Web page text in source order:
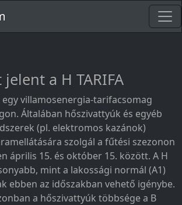
jelent a H TARIFA
villamosenergia-tarifacsomag
Általában hőszivattyúk és egyéb
(pl. elektromos kazánok)
szolgál a fűtési szezonon
április 15. és október 15. között. A H
mint a lakossági normál (A1)
ebben az időszakban vehető igénybe.
a hőszivattyúk többsége a B